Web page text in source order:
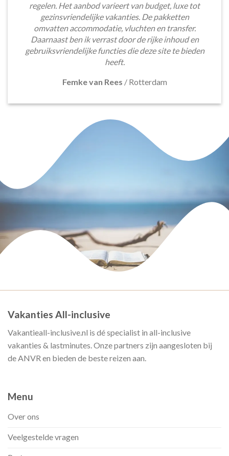
regelen. Het aanbod varieert van budget, luxe tot
gezinsvriendelijke vakanties. De pakketten
omvatten accommodatie, vluchten en transfer.
Daarnaast ben ik verrast door de rijke inhoud en
gebruiksvriendelijke functies die deze site te bieden
heeft.
Femke van Rees / Rotterdam
Vakanties All-inclusive
Vakantieall-inclusive.nl is dé specialist in all-inclusive
vakanties & lastminutes. Onze partners zijn aangesloten bij
de ANVR en bieden de beste reizen aan.
Menu
Over ons
Veelgestelde vragen